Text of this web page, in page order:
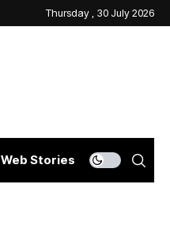
Thursday , 30 July 2026
Web Stories